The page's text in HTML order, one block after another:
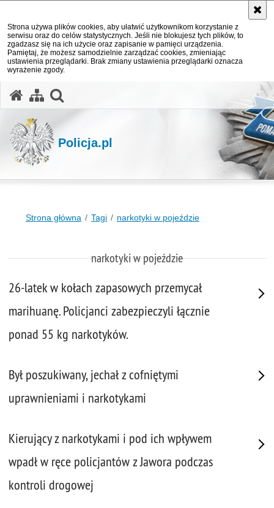
Strona używa plików cookies, aby ułatwić użytkownikom korzystanie z
serwisu oraz do celów statystycznych. Jeśli nie blokujesz tych plików, to
zgadzasz się na ich użycie oraz zapisanie w pamięci urządzenia.
Pamiętaj, że możesz samodzielnie zarządzać cookies, zmieniając
ustawienia przeglądarki. Brak zmiany ustawienia przeglądarki oznacza
wyrażenie zgody.
Policja.pl
Strona główna Tagi narkotyki w pojeździe
narkotyki w pojeździe
26-latek w kołach zapasowych przemycał
marihuanę. Policjanci zabezpieczyli łącznie
ponad 55 kg narkotyków.
Był poszukiwany, jechał z cofniętymi
uprawnieniami i narkotykami
Kierujący z narkotykami i pod ich wpływem
wpadł w ręce policjantów z Jawora podczas
kontroli drogowej